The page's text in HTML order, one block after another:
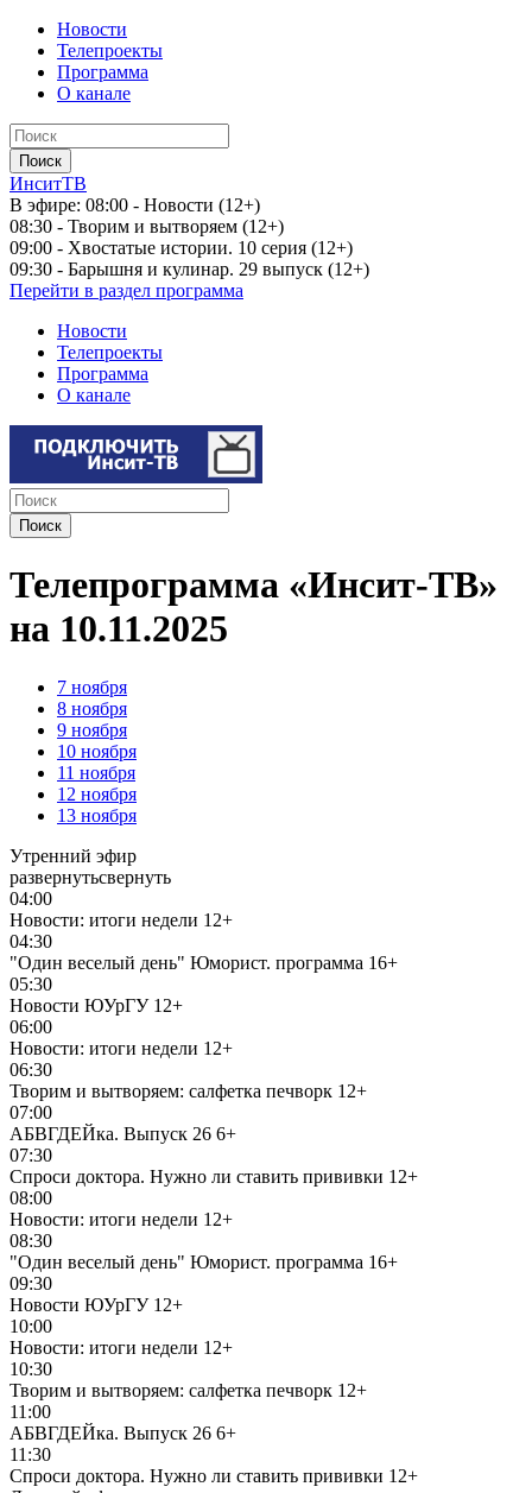
Новости
Телепроекты
Программа
О канале
ИнситТВ
В эфире: 08:00 - Новости (12+)
08:30 - Творим и вытворяем (12+)
09:00 - Хвостатые истории. 10 серия (12+)
09:30 - Барышня и кулинар. 29 выпуск (12+)
Перейти в раздел программа
Новости
Телепроекты
Программа
О канале
Телепрограмма «Инсит-ТВ»
на 10.11.2025
7 ноября
8 ноября
9 ноября
10 ноября
11 ноября
12 ноября
13 ноября
Утренний эфир
развернутьсвернуть
04:00
Новости: итоги недели 12+
04:30
"Один веселый день" Юморист. программа 16+
05:30
Новости ЮУрГУ 12+
06:00
Новости: итоги недели 12+
06:30
Творим и вытворяем: салфетка печворк 12+
07:00
АБВГДЕЙка. Выпуск 26 6+
07:30
Спроси доктора. Нужно ли ставить прививки 12+
08:00
Новости: итоги недели 12+
08:30
"Один веселый день" Юморист. программа 16+
09:30
Новости ЮУрГУ 12+
10:00
Новости: итоги недели 12+
10:30
Творим и вытворяем: салфетка печворк 12+
11:00
АБВГДЕЙка. Выпуск 26 6+
11:30
Спроси доктора. Нужно ли ставить прививки 12+